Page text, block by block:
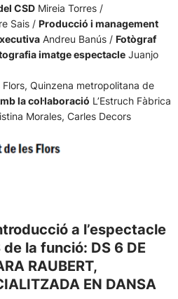
CSD Mireia Torres /
Sais / Producció i management
Andreu Banús / Fotògraf
imatge espectacle Juanjo
Quinzena metropolitana de
la col·laboració L’Estruch Fàbrica
Morales, Carles Decors
a l’espectacle
la funció: DS 6 DE
RAUBERT,
EN DANSA